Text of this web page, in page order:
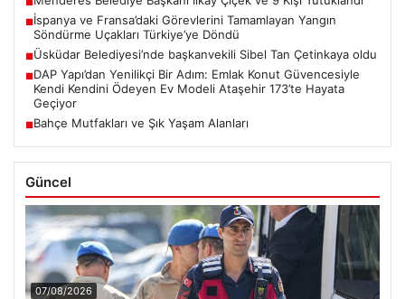
■İspanya ve Fransa’daki Görevlerini Tamamlayan Yangın
Söndürme Uçakları Türkiye’ye Döndü
■Üsküdar Belediyesi’nde başkanvekili Sibel Tan Çetinkaya oldu
■DAP Yapı’dan Yenilikçi Bir Adım: Emlak Konut Güvencesiyle
Kendi Kendini Ödeyen Ev Modeli Ataşehir 173’te Hayata
Geçiyor
■Bahçe Mutfakları ve Şık Yaşam Alanları
Güncel
07/08/2026